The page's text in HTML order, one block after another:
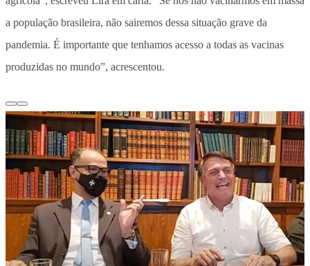
a população brasileira, não sairemos dessa situação grave da
pandemia. É importante que tenhamos acesso a todas as vacinas
produzidas no mundo”, acrescentou.